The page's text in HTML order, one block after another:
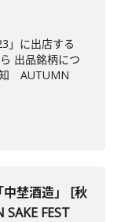
」に出店する
出品銘柄につ
知 AUTUMN
埜酒造」 [秋
FEST